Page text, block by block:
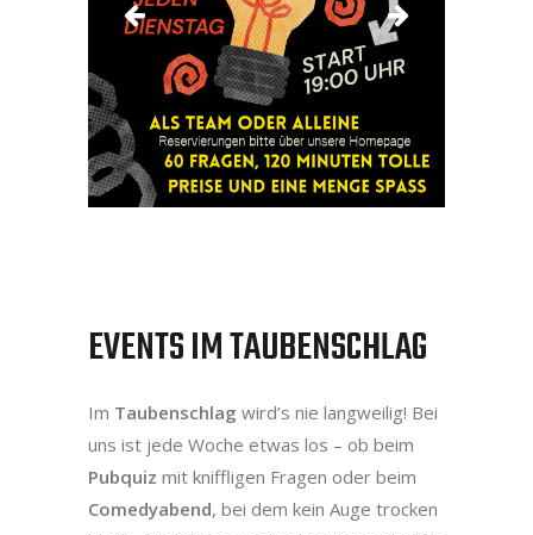
EVENTS IM TAUBENSCHLAG
Im Taubenschlag wird’s nie langweilig! Bei
uns ist jede Woche etwas los – ob beim
Pubquiz mit kniffligen Fragen oder beim
Comedyabend, bei dem kein Auge trocken